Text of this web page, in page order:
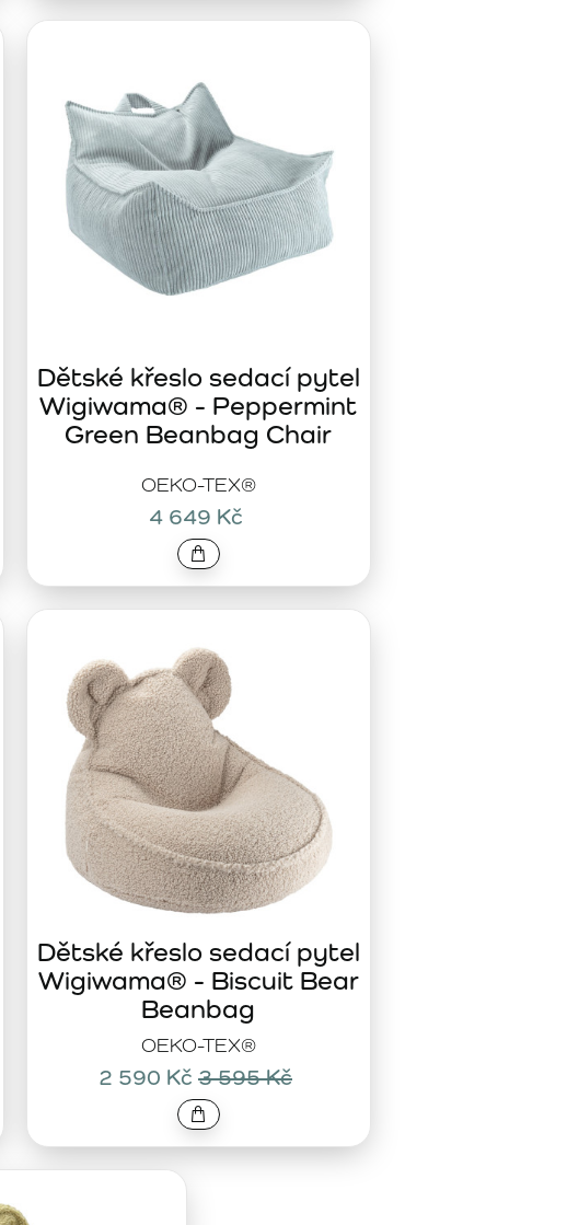
OEKO-TEX®
Dětské křeslo sedací pytel
Wigiwama® - Peppermint
Green Beanbag Chair
4 649 Kč
OEKO-TEX®
Dětské křeslo sedací pytel
Wigiwama® - Biscuit Bear
Beanbag
2 590 Kč 3 595 Kč